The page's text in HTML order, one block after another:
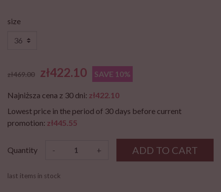
size
zł469.00 zł422.10 SAVE 10%
Najniższa cena z 30 dni: zł422.10
Lowest price in the period of 30 days before current
promotion: zł445.55
Quantity - + ADD TO CART
last items in stock